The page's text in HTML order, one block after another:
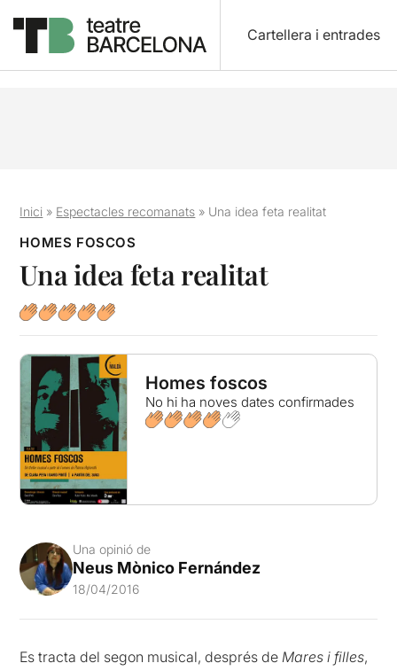
Cartellera i entrades
Inici » Espectacles recomanats » Una idea feta realitat
HOMES FOSCOS
Una idea feta realitat
Homes foscos
No hi ha noves dates confirmades
Una opinió de
Neus Mònico Fernández
18/04/2016
Es tracta del segon musical, després de Mares i filles,